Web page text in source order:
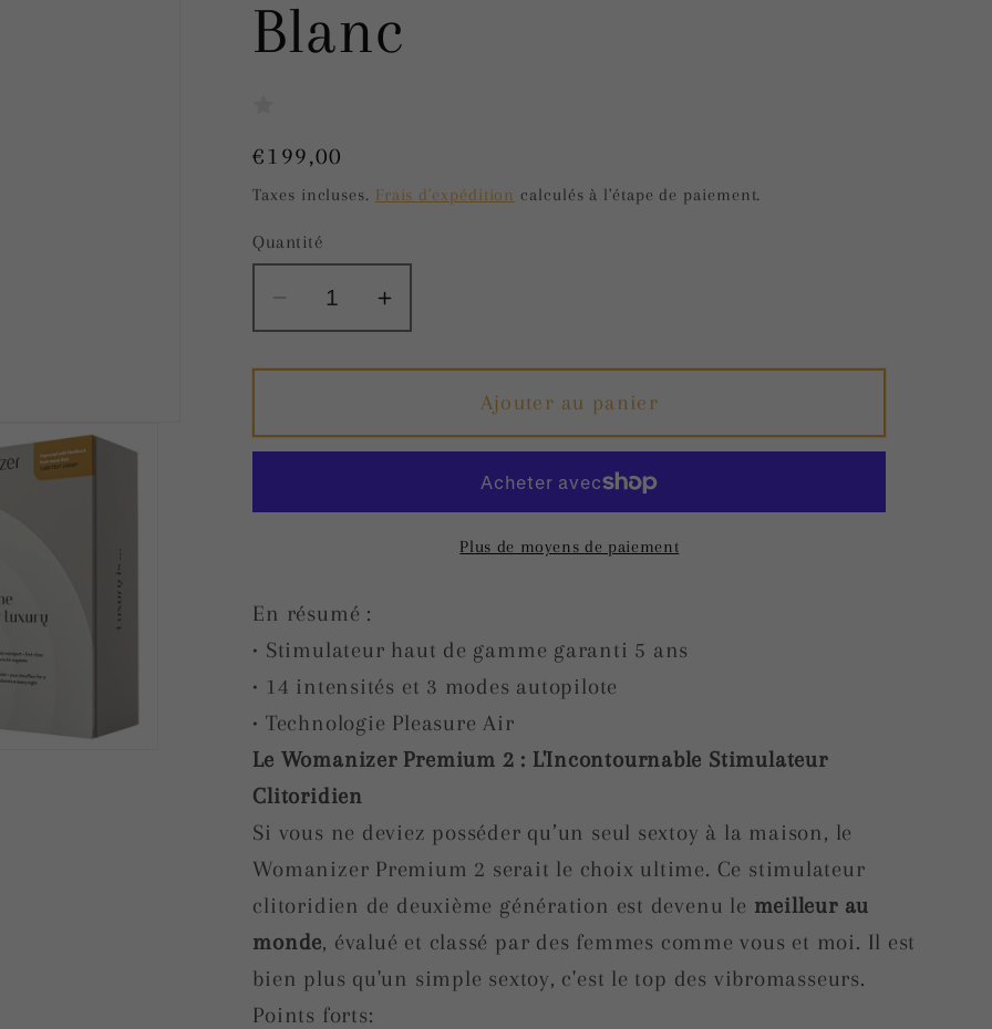
Blanc
Prix
habituel
€199,00
Taxes incluses. Frais d'expédition calculés à l'étape de paiement.
Quantité
Réduire
la
quantité
Stimulateur
Clitoridien
Premium
Augmenter
la
quantité
Stimulateur
Clitoridien
Womanizer
Premium
Ajouter au panier
Plus de moyens de paiement
En résumé :
• Stimulateur haut de gamme garanti 5 ans
• 14 intensités et 3 modes autopilote
• Technologie Pleasure Air
Le Womanizer Premium 2 : L'Incontournable Stimulateur
Clitoridien
Si vous ne deviez posséder qu’un seul sextoy à la maison, le
Womanizer Premium 2 serait le choix ultime. Ce stimulateur
clitoridien de deuxième génération est devenu le meilleur au
monde, évalué et classé par des femmes comme vous et moi. Il est
bien plus qu'un simple sextoy, c'est le top des vibromasseurs.
Points forts: